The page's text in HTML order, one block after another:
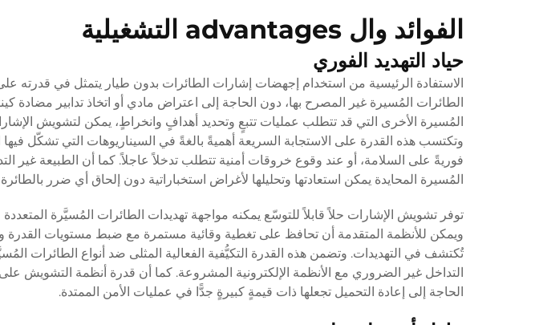
الفوائد وال advantages التشغيلية
حياد التهديد الفوري
الاستفادة الرئيسية من استخدام إجهضات إشارات الطائرات بدون طيار يتمثل في قدرته
الطائرات المُسيرة غير المصرح بها، دون الحاجة إلى اعتراض مادي أو اتخاذ تدابير مضادة
المُسيرة الأخرى التي قد تتطلب عمليات تتبعٍ وتحديد أهدافٍ وانخراطٍ، يمكن لتشويش
وتكتسب هذه القدرة على الاستجابة السريعة أهميةً بالغةً في السيناريوهات التي تشكّل
فوريةً على السلامة، أو عند وقوع خروقات أمنية تتطلب تدخلاً عاجلاً. كما أن الطبيعة غير
المُسيرة المحايدة يمكن استعادتها وتحليلها لأغراض استخباراتية دون إلحاق أي ضرر بالطائرة
توفر تشويش الإشارات حلاً قابلاً للتوسّع يمكنه مواجهة تهديدات الطائرات المُسيَّرة
ويمكن للأنظمة المتقدمة أن تحافظ على تغطية وقائية مستمرة مع ضبط مستويات القدرة
تُكتشف في التهديدات. وتضمن هذه القدرة التكيُّفية الفعالية المثلى ضد أنواع الطائرات
التداخل غير الضروري مع الأنظمة الإلكترونية المشروعة. كما أن قدرة أنظمة التشويش
الحاجة إلى إعادة التحميل تجعلها ذات قيمةٍ كبيرةٍ جدًّا في عمليات الأمن الممتدة.